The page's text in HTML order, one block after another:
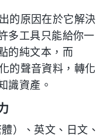
的原因在於它解決
多工具只能給你一
的純文本，而
的聲音資料，轉化
識資產。
）、英文、日文、